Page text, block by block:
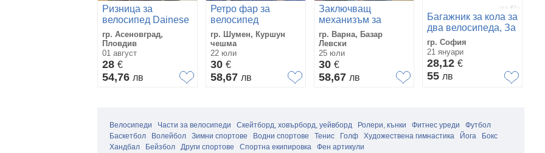
Ризница за
велосипед Dainese
гр. Асеновград,
Пловдив
01 август
28 €
54,76 лв
Ретро фар за
велосипед
гр. Шумен, Куршун
чешма
22 юли
30 €
58,67 лв
Заключващ
механизъм за
Велосипед.
гр. Варна, Базар
Левски
25 юли
30 €
58,67 лв
Багажник за кола за
два велосипеда, За
теглич
гр. София
21 януари
28,12 €
55 лв
Велосипеди Части за велосипеди Скейтборд, ховърборд, уейвборд Ролери, кънки Фитнес уреди
Футбол
Баскетбол
Волейбол Зимни спортове Водни спортове Тенис Голф Художествена гимнастика Йога
Бокс
Хандбал
Бейзбол Други спортове Спортна екипировка Фен артикули